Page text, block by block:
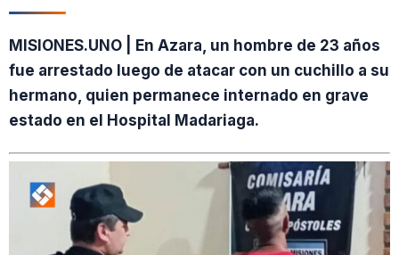
MISIONES.UNO | En Azara, un hombre de 23 años
fue arrestado luego de atacar con un cuchillo a su
hermano, quien permanece internado en grave
estado en el Hospital Madariaga.